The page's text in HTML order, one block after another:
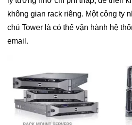
không gian rack riêng. Một công ty
chủ Tower là có thể vận hành hệ
email.